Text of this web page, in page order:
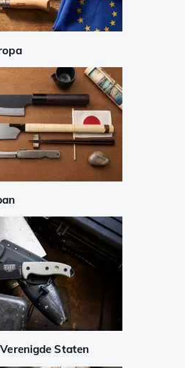
Staten